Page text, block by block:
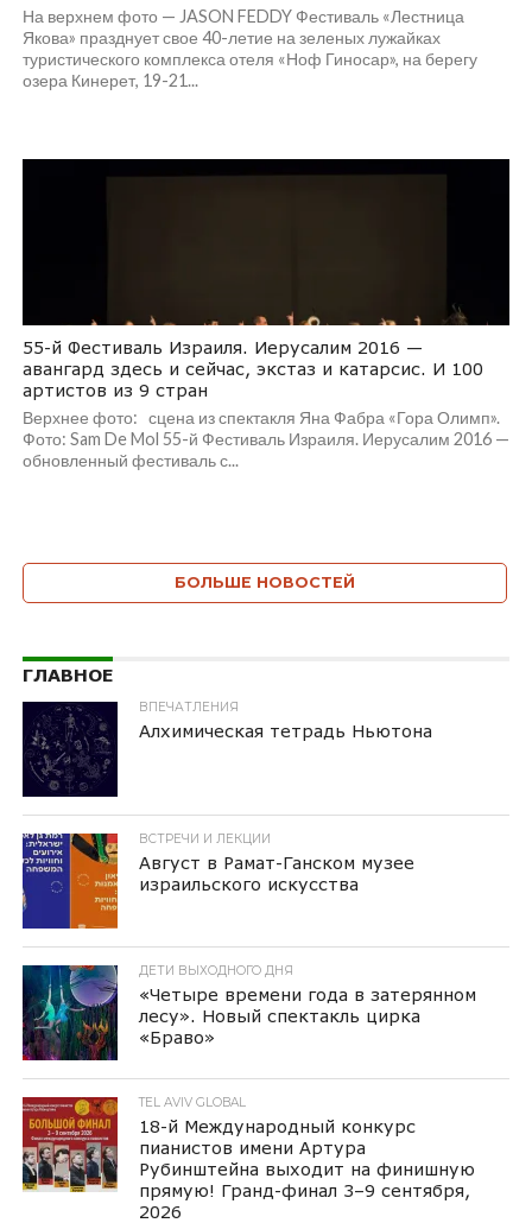
На верхнем фото — JASON FEDDY Фестиваль «Лестница
Якова» празднует свое 40-летие на зеленых лужайках
туристического комплекса отеля «Ноф Гиносар», на берегу
озера Кинерет, 19-21...
55-й Фестиваль Израиля. Иерусалим 2016 —
авангард здесь и сейчас, экстаз и катарcис. И 100
артистов из 9 стран
Верхнее фото: сцена из спектакля Яна Фабра «Гора Олимп».
Фото: Sam De Mol 55-й Фестиваль Израиля. Иерусалим 2016 —
обновленный фестиваль с...
БОЛЬШЕ НОВОСТЕЙ
ГЛАВНОЕ
ВПЕЧАТЛЕНИЯ
Алхимическая тетрадь Ньютона
ВСТРЕЧИ И ЛЕКЦИИ
Август в Рамат-Ганском музее
израильского искусства
ДЕТИ ВЫХОДНОГО ДНЯ
«Четыре времени года в затерянном
лесу». Новый спектакль цирка
«Браво»
TEL AVIV GLOBAL
18-й Международный конкурс
пианистов имени Артура
Рубинштейна выходит на финишную
прямую! Гранд-финал 3–9 сентября,
2026